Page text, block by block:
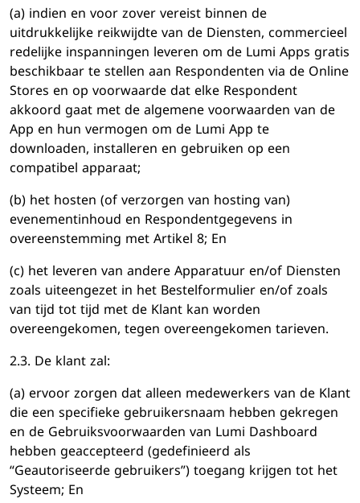
(a) indien en voor zover vereist binnen de
uitdrukkelijke reikwijdte van de Diensten, commercieel
redelijke inspanningen leveren om de Lumi Apps gratis
beschikbaar te stellen aan Respondenten via de Online
Stores en op voorwaarde dat elke Respondent
akkoord gaat met de algemene voorwaarden van de
App en hun vermogen om de Lumi App te
downloaden, installeren en gebruiken op een
compatibel apparaat;
(b) het hosten (of verzorgen van hosting van)
evenementinhoud en Respondentgegevens in
overeenstemming met Artikel 8; En
(c) het leveren van andere Apparatuur en/of Diensten
zoals uiteengezet in het Bestelformulier en/of zoals
van tijd tot tijd met de Klant kan worden
overeengekomen, tegen overeengekomen tarieven.
2.3. De klant zal:
(a) ervoor zorgen dat alleen medewerkers van de Klant
die een specifieke gebruikersnaam hebben gekregen
en de Gebruiksvoorwaarden van Lumi Dashboard
hebben geaccepteerd (gedefinieerd als
“Geautoriseerde gebruikers”) toegang krijgen tot het
Systeem; En